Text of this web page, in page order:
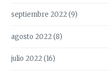
septiembre 2022(9)
agosto 2022(8)
julio 2022(16)